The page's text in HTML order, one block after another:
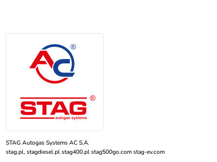
STAG Autogas Systems AC S.A.
stag.pl, stagdiesel.pl stag400.pl stag500go.com stag-ev.com